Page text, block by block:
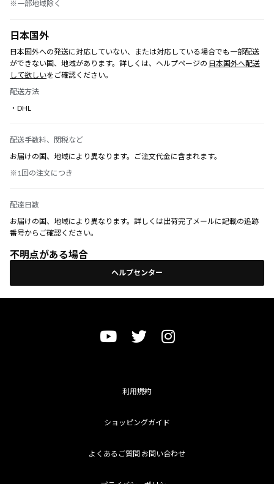
※一部地域除く
日本国外
日本国外への発送に対応していない、または対応している場合でも一部配送
ができない国、地域があります。詳しくは、ヘルプページの 日本国外へ配送
して欲しいをご確認ください。
配送方法
・DHL
配送手数料、関税など
お届けの国、地域により異なります。ご注文代金に含まれます。
※1回の注文につき
配達日数
お届けの国、地域により異なります。詳しくは出荷完了メールに記載の追跡
番号からご確認ください。
不明点がある場合
ヘルプセンター
利用規約
ショッピングガイド
よくあるご質問 お問い合わせ